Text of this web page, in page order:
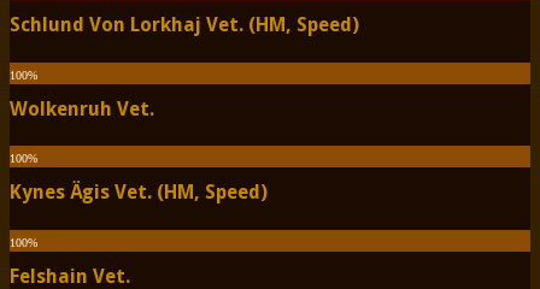
Schlund Von Lorkhaj Vet. (HM, Speed)
100%
Wolkenruh Vet.
100%
Kynes Ägis Vet. (HM, Speed)
100%
Felshain Vet.